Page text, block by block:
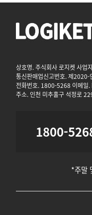
상호명. 주식회사 로지켓 사
통신판매업신고번호. 제
전화번호. 1800-5268 이메
주소. 인천 미추홀구 석정로
1800-
*주말